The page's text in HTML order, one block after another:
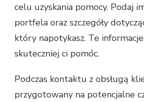
celu uzyskania pomocy. Podaj
portfela oraz szczegóły
który napotykasz. Te
skuteczniej ci pomóc.
Podczas kontaktu z obsługą
przygotowany na potencjalne